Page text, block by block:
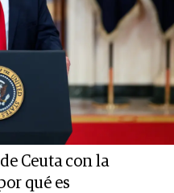
Ceuta con la
qué es